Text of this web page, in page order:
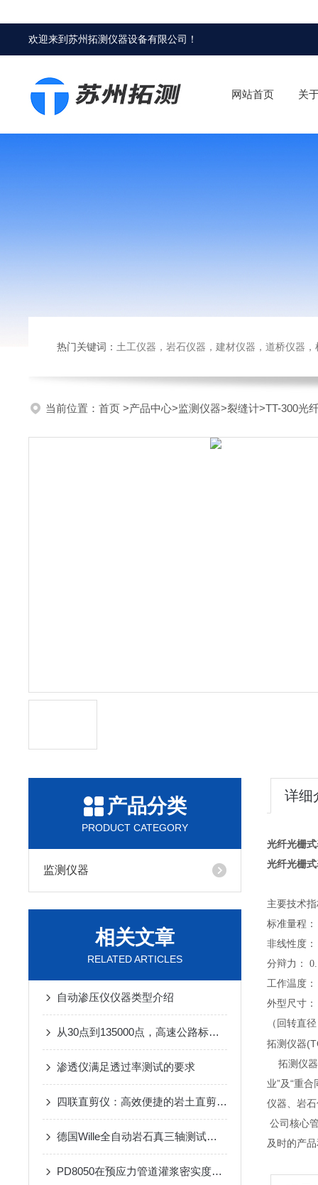
欢迎来到苏州拓测仪器设备有限公司 ！
网站首页 关
热门关键词： 土工仪器，岩石仪器，建材仪器，道桥仪器，检测
当前位置： 首页 >产品中心>监测仪器>裂缝计>TT-300光
产品分类
PRODUCT CATEGORY
监测仪器
相关文章
RELATED ARTICLES
自动渗压仪仪器类型介绍
从30点到135000点，高速公路标线光亮度的高采样保障
渗透仪满足透过率测试的要求
四联直剪仪：高效便捷的岩土直剪检测设备
德国Wille全自动岩石真三轴测试系统-苏州拓测仪器设备有限公司
PD8050在预应力管道灌浆密实度上的应用
详细
光纤光栅
光纤光栅
主要技术
标准量程：
非线性度：
分辩力：
工作温度
外型尺寸：
（回转直
拓测仪器
拓测仪器
业”及“重
仪器、岩
公司核心
及时的产